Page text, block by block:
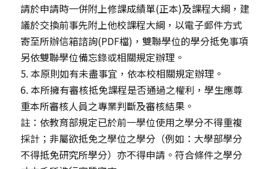
請於申請時一併附上修課成績單(正本)及課程大綱，建
議於交換前事先附上他校課程大綱，以電子郵件方式
寄至所辦信箱諮詢(PDF檔)，雙聯學位的學分抵免事項
另依雙聯學位備忘錄或相關規定辦理。
5. 本原則如有未盡事宜，依本校相關規定辦理。
6. 本所擁有審核抵免課程是否通過之權利，學生應尊
重本所審核人員之專業判斷及審核結果。
註：依教育部規定已於前一學位使用之學分不得重複
採計；非屬欲抵免之學位之學分（例如：大學部學分
不得抵免研究所學分）亦不得申請。符合條件之學分